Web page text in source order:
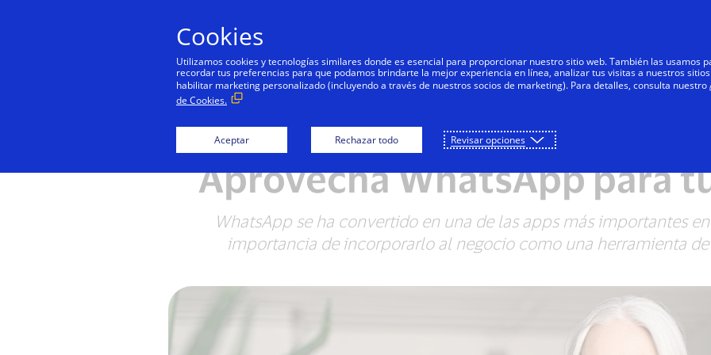
Personas Negocios Innovadores
EDUCACIÓN DIGITAL
Aprovecha WhatsApp para
WhatsApp se ha convertido en una de las apps más importantes
importancia de incorporarlo al negocio como una herramienta
Cookies
Utilizamos cookies y tecnologías similares donde es esencial para proporcionar nuestro sitio web. También las usamos
recordar tus preferencias para que podamos brindarte la mejor experiencia en línea, analizar tus visitas a nuestros
habilitar marketing personalizado (incluyendo a través de nuestros socios de marketing). Para detalles, consulta nuestro
de Cookies.
Aceptar Rechazar todo Revisar opciones